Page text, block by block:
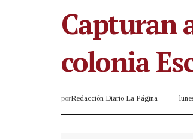
Capturan
colonia
porRedacción Diario La Página